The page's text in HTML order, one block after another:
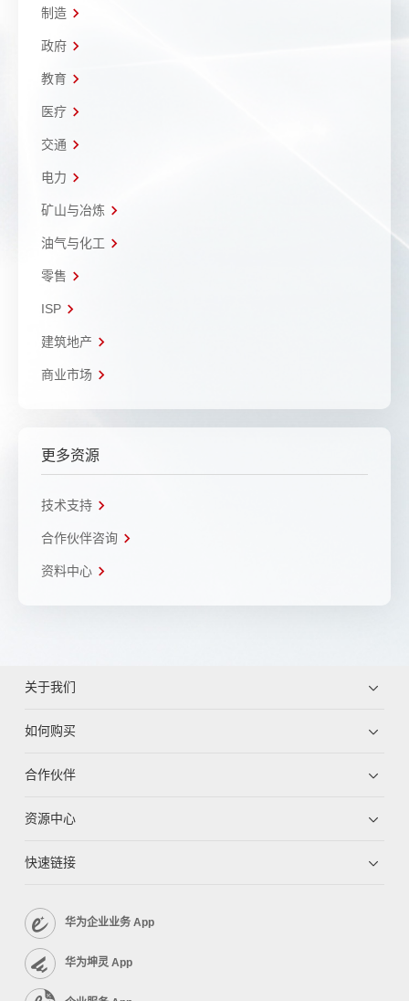
制造
政府
教育
医疗
交通
电力
矿山与冶炼
油气与化工
零售
ISP
建筑地产
商业市场
更多资源
技术支持
合作伙伴咨询
资料中心
关于我们
如何购买
合作伙伴
资源中心
快速链接
华为企业业务 App
华为坤灵 App